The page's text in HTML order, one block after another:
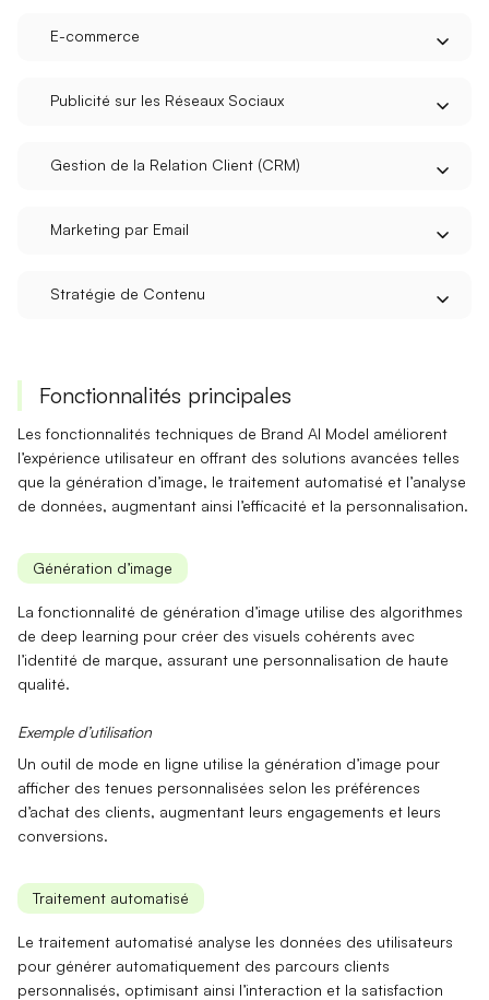
E-commerce
Publicité sur les Réseaux Sociaux
Gestion de la Relation Client (CRM)
Marketing par Email
Stratégie de Contenu
Fonctionnalités principales
Les fonctionnalités techniques de Brand AI Model améliorent
l’expérience utilisateur en offrant des solutions avancées telles
que la génération d’image, letraitement automatisé et l’analyse
de données, augmentant ainsi l’efficacité et la personnalisation.
Génération d’image
La fonctionnalité de génération d’image utilise des algorithmes
de deep learning pour créer des visuels cohérents avec
l’identité de marque, assurant une personnalisation de haute
qualité.
Exemple d’utilisation
Un outil de mode en ligne utilise la génération d’image pour
afficher des tenues personnalisées selon les préférences
d’achat des clients, augmentant leurs engagements et leurs
conversions.
Traitement automatisé
Letraitement automatisé analyse les données des utilisateurs
pour générer automatiquement des parcours clients
personnalisés, optimisant ainsi l’interaction et la satisfaction